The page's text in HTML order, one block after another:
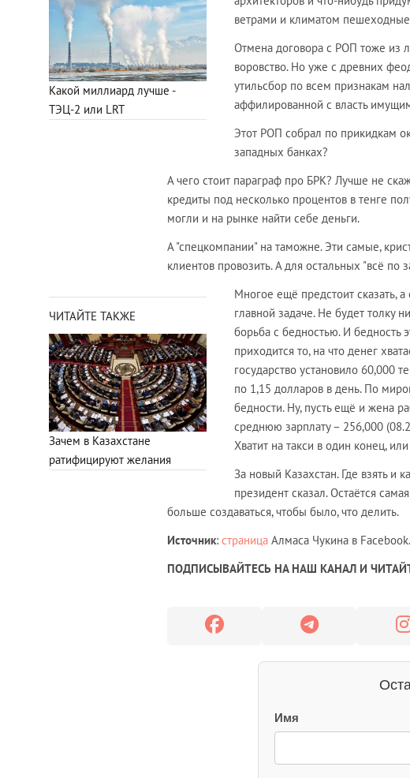
Какой миллиард лучше -
ТЭЦ-2 или LRT
ветрами и климатом
Отмена договора с РОП тоже из
воровство. Но уже с древних
утильсбор по всем признакам
аффилированной с власть
Этот РОП собрал по прикидкам
западных банках?
А чего стоит параграф про БРК? Лучше не
кредиты под несколько процентов в тенге
могли и на рынке найти себе деньги.
А "спецкомпании" на таможне. Эти самые,
клиентов провозить. А для остальных "всё по
ЧИТАЙТЕ ТАКЖЕ
Зачем в Казахстане
ратифицируют желания
Многое ещё предстоит сказать,
главной задаче. Не будет толку
борьба с бедностью. И бедность
приходится то, на что денег
государство установило 60,000
по 1,15 долларов в день. По
бедности. Ну, пусть ещё и жена
среднюю зарплату – 256,000
Хватит на такси в один конец,
За новый Казахстан. Где взять
президент сказал. Остаётся
больше создаваться, чтобы было, что делить.
Источник: страница Алмаса Чукина в
ПОДПИСЫВАЙТЕСЬ НА НАШ КАНАЛ И
Имя